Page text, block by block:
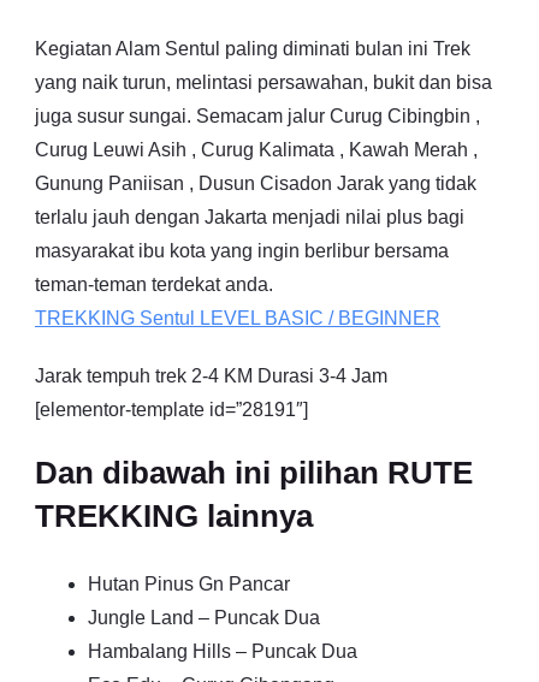
Kegiatan Alam Sentul paling diminati bulan ini Trek
yang naik turun, melintasi persawahan, bukit dan bisa
juga susur sungai. Semacam jalur Curug Cibingbin ,
Curug Leuwi Asih , Curug Kalimata , Kawah Merah ,
Gunung Paniisan , Dusun Cisadon Jarak yang tidak
terlalu jauh dengan Jakarta menjadi nilai plus bagi
masyarakat ibu kota yang ingin berlibur bersama
teman-teman terdekat anda.
TREKKING Sentul LEVEL BASIC / BEGINNER
Jarak tempuh trek 2-4 KM Durasi 3-4 Jam
[elementor-template id=”28191″]
Dan dibawah ini pilihan RUTE
TREKKING lainnya
Hutan Pinus Gn Pancar
Jungle Land – Puncak Dua
Hambalang Hills – Puncak Dua